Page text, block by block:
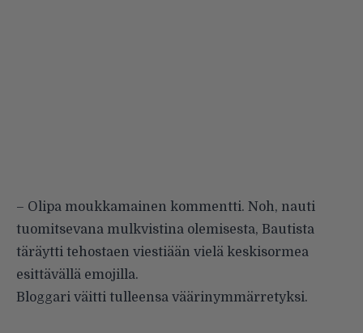
– Olipa moukkamainen kommentti. Noh, nauti
tuomitsevana mulkvistina olemisesta, Bautista
täräytti tehostaen viestiään vielä keskisormea
esittävällä emojilla.
Bloggari väitti tulleensa väärinymmärretyksi.